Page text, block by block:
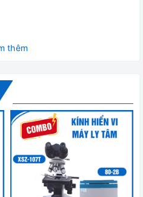
thêm